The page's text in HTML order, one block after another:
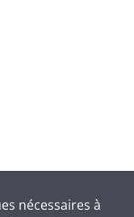
nécessaires à